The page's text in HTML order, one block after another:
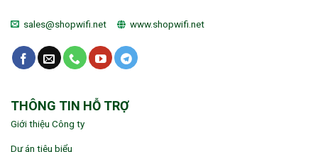
sales@shopwifi.net www.shopwifi.net
THÔNG TIN HỖ TRỢ
Giới thiệu Công ty
Dự án tiêu biểu